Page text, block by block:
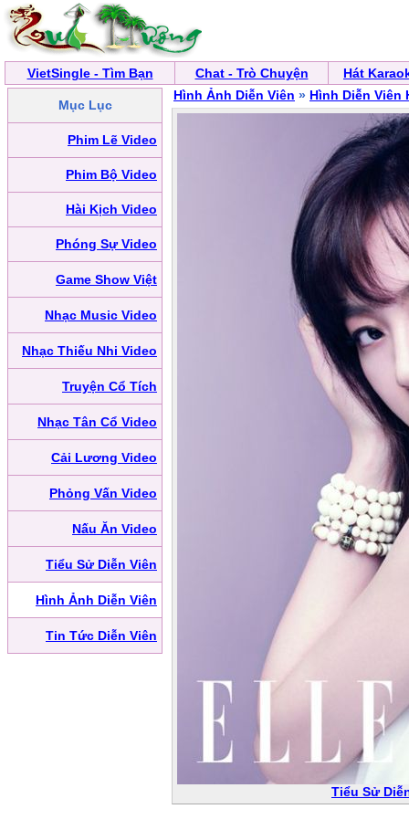
VietSingle - Tìm Bạn Chat - Trò Chuyện Hát
Mục Lục
Phim Lẽ Video
Phim Bộ Video
Hài Kịch Video
Phóng Sự Video
Game Show Việt
Nhạc Music Video
Nhạc Thiếu Nhi Video
Truyện Cổ Tích
Nhạc Tân Cổ Video
Cải Lương Video
Phỏng Vấn Video
Nấu Ăn Video
Tiểu Sử Diễn Viên
Hình Ảnh Diễn Viên
Tin Tức Diễn Viên
Hình Ảnh Diễn Viên » Hình Diễn Viên
Tiểu Sử